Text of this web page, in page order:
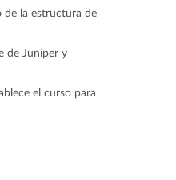
de la estructura de
de Juniper y
el curso para